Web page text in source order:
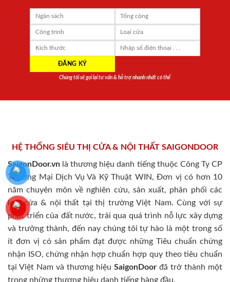
Chúng tôi sẽ gọi lại tư vấn & hỗ trợ nhanh nhất có thể
HỆ THỐNG SIÊU THỊ CỬA & NỘI THẤT SAIGONDOOR
SaigonDoor.vn là thương hiệu danh tiếng thuộc Công Ty CP
Thương Mại Dịch Vụ Và Kỹ Thuật WIN, Đơn vị có hơn 10
năm chuyên môn về nghiên cứu, sản xuất, phân phối các
loại cửa & nội thất tại thị trường Việt Nam. Cùng với sự
phát triển của đất nước, trải qua quá trình nỗ lực xây dựng
và trưởng thành, đến nay chúng tôi tự hào là một trong số
ít đơn vị có sản phẩm đạt được những Tiêu chuẩn chứng
nhận ISO, chứng nhận hợp chuẩn hợp quy theo tiêu chuẩn
tại Việt Nam và thương hiệu SaigonDoor đã trở thành một
trong những thương hiệu danh tiếng hàng đầu.